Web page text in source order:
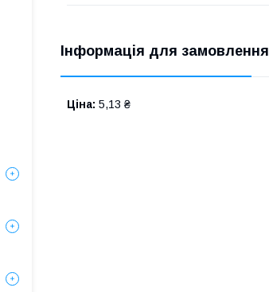
Інформація для замовлення
Ціна: 5,13 ₴